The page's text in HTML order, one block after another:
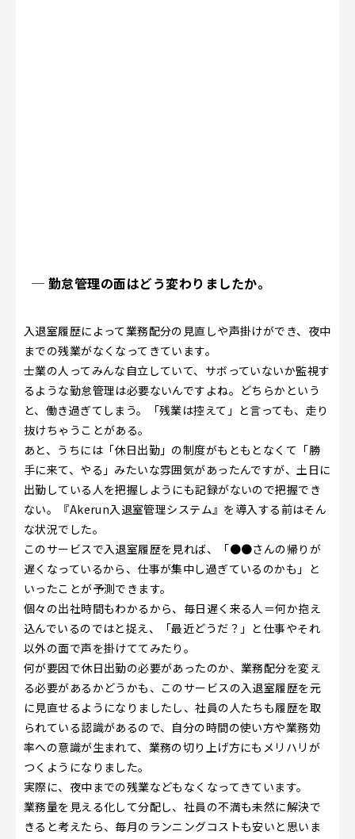
─ 勤怠管理の面はどう変わりましたか。
入退室履歴によって業務配分の見直しや声掛けができ、夜中
までの残業がなくなってきています。
士業の人ってみんな自立していて、サボっていないか監視す
るような勤怠管理は必要ないんですよね。どちらかという
と、働き過ぎてしまう。「残業は控えて」と言っても、走り
抜けちゃうことがある。
あと、うちには「休日出勤」の制度がもともとなくて「勝
手に来て、やる」みたいな雰囲気があったんですが、土日に
出勤している人を把握しようにも記録がないので把握でき
ない。『Akerun入退室管理システム』を導入する前はそん
な状況でした。
このサービスで入退室履歴を見れば、「●●さんの帰りが
遅くなっているから、仕事が集中し過ぎているのかも」と
いったことが予測できます。
個々の出社時間もわかるから、毎日遅く来る人＝何か抱え
込んでいるのではと捉え、「最近どうだ？」と仕事やそれ
以外の面で声を掛けててみたり。
何が要因で休日出勤の必要があったのか、業務配分を変え
る必要があるかどうかも、このサービスの入退室履歴を元
に見直せるようになりましたし、社員の人たちも履歴を取
られている認識があるので、自分の時間の使い方や業務効
率への意識が生まれて、業務の切り上げ方にもメリハリが
つくようになりました。
実際に、夜中までの残業などもなくなってきています。
業務量を見える化して分配し、社員の不満も未然に解決で
きると考えたら、毎月のランニングコストも安いと思いま